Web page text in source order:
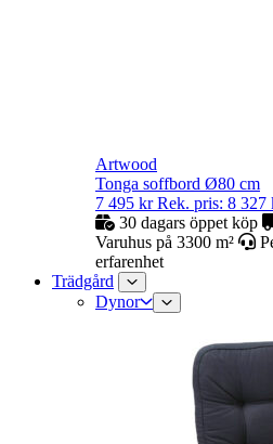
Artwood
Tonga soffbord Ø80 cm
7 495 kr Rek. pris: 8 327
30 dagars öppet köp
Varuhus på 3300 m²
erfarenhet
Trädgård
Dynor